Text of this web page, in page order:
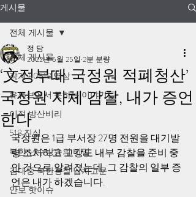
게시물
전체 게시물
작계 80518 영상
유튜브에서 못하는 이야기들
이적 방산비리
518 진실
북한 난수방송의 비밀
김대중 북한경찰 납치고문
안보 핫이슈
전체 게시물
‘文정부때 국정원 적폐청산’
국정원 자체 감찰, 내가 증언
한다
정 담
2022년 6월 25일 2분 분량
국정원은 1급 부서장 27명 전원을 대기발
령 조치하고 고강도 내부 감찰을 준비 중
인 것으로 알려졌는데, 그 감찰의 일부 증
언은 내가 하겠습니다.